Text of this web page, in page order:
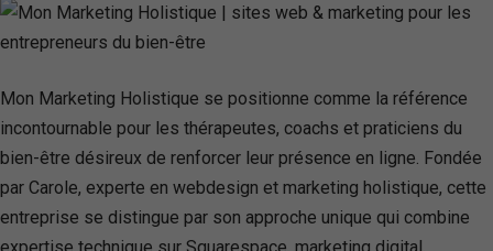
Mon Marketing Holistique se positionne comme la référence
incontournable pour les thérapeutes, coachs et praticiens du
bien-être désireux de renforcer leur présence en ligne. Fondée
par Carole, experte en webdesign et marketing holistique, cette
entreprise se distingue par son approche unique qui combine